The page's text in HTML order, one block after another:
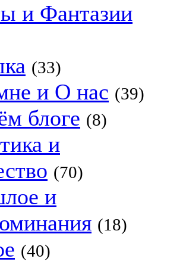
и Фантазии
(33)
и О нас (39)
блоге (8)
и
(70)
и
(18)
(40)